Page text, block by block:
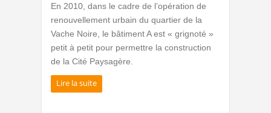
En 2010, dans le cadre de l’opération de
renouvellement urbain du quartier de la
Vache Noire, le bâtiment A est « grignoté »
petit à petit pour permettre la construction
de la Cité Paysagère.
Lire la suite